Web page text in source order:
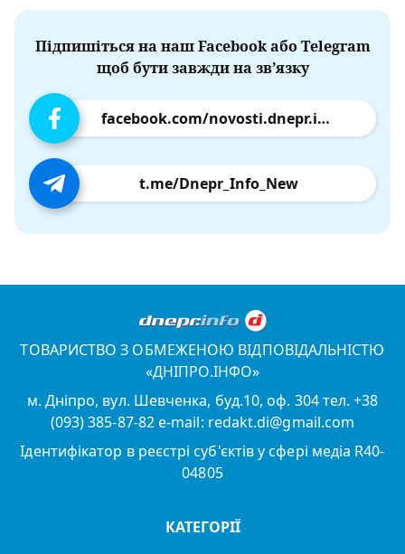
Підпишіться на наш Facebook або Telegram
щоб бути завжди на зв’язку
facebook.com/novosti.dnepr.info
t.me/Dnepr_Info_New
ТОВАРИСТВО З ОБМЕЖЕНОЮ ВІДПОВІДАЛЬНІСТЮ
«ДНІПРО.ІНФО»
м. Дніпро, вул. Шевченка, буд.10, оф. 304 тел. +38
(093) 385-87-82 e-mail: redakt.di@gmail.com
Ідентифікатор в реєстрі суб'єктів у сфері медіа R40-
04805
КАТЕГОРІЇ